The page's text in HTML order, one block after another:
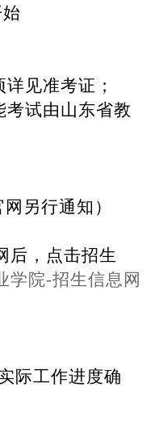
见准考证；
考试由山东省教
另行通知）
后，点击招生
学院-招生信息网
际工作进度确